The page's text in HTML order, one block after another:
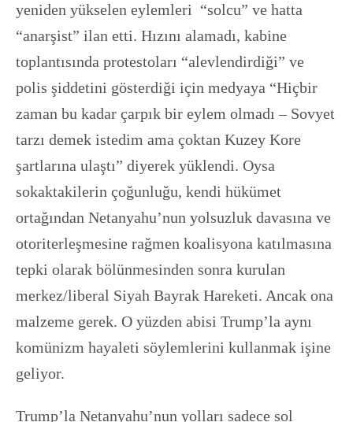
yeniden yükselen eylemleri “solcu” ve hatta
“anarşist” ilan etti. Hızını alamadı, kabine
toplantısında protestoları “alevlendirdiği” ve
polis şiddetini gösterdiği için medyaya “Hiçbir
zaman bu kadar çarpık bir eylem olmadı – Sovyet
tarzı demek istedim ama çoktan Kuzey Kore
şartlarına ulaştı” diyerek yüklendi. Oysa
sokaktakilerin çoğunluğu, kendi hükümet
ortağından Netanyahu’nun yolsuzluk davasına ve
otoriterleşmesine rağmen koalisyona katılmasına
tepki olarak bölünmesinden sonra kurulan
merkez/liberal Siyah Bayrak Hareketi. Ancak ona
malzeme gerek. O yüzden abisi Trump’la aynı
komünizm hayaleti söylemlerini kullanmak işine
geliyor.
Trump’la Netanyahu’nun yolları sadece sol